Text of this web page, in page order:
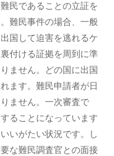
民であることの立証を
難民事件の場合、一般
国して迫害を逃れるケ
付ける証拠を周到に準
ません。どの国に出国
ます。難民申請者が日
ません。一次審査で
ることになっています
いがたい状況です。し
な難民調査官との面接